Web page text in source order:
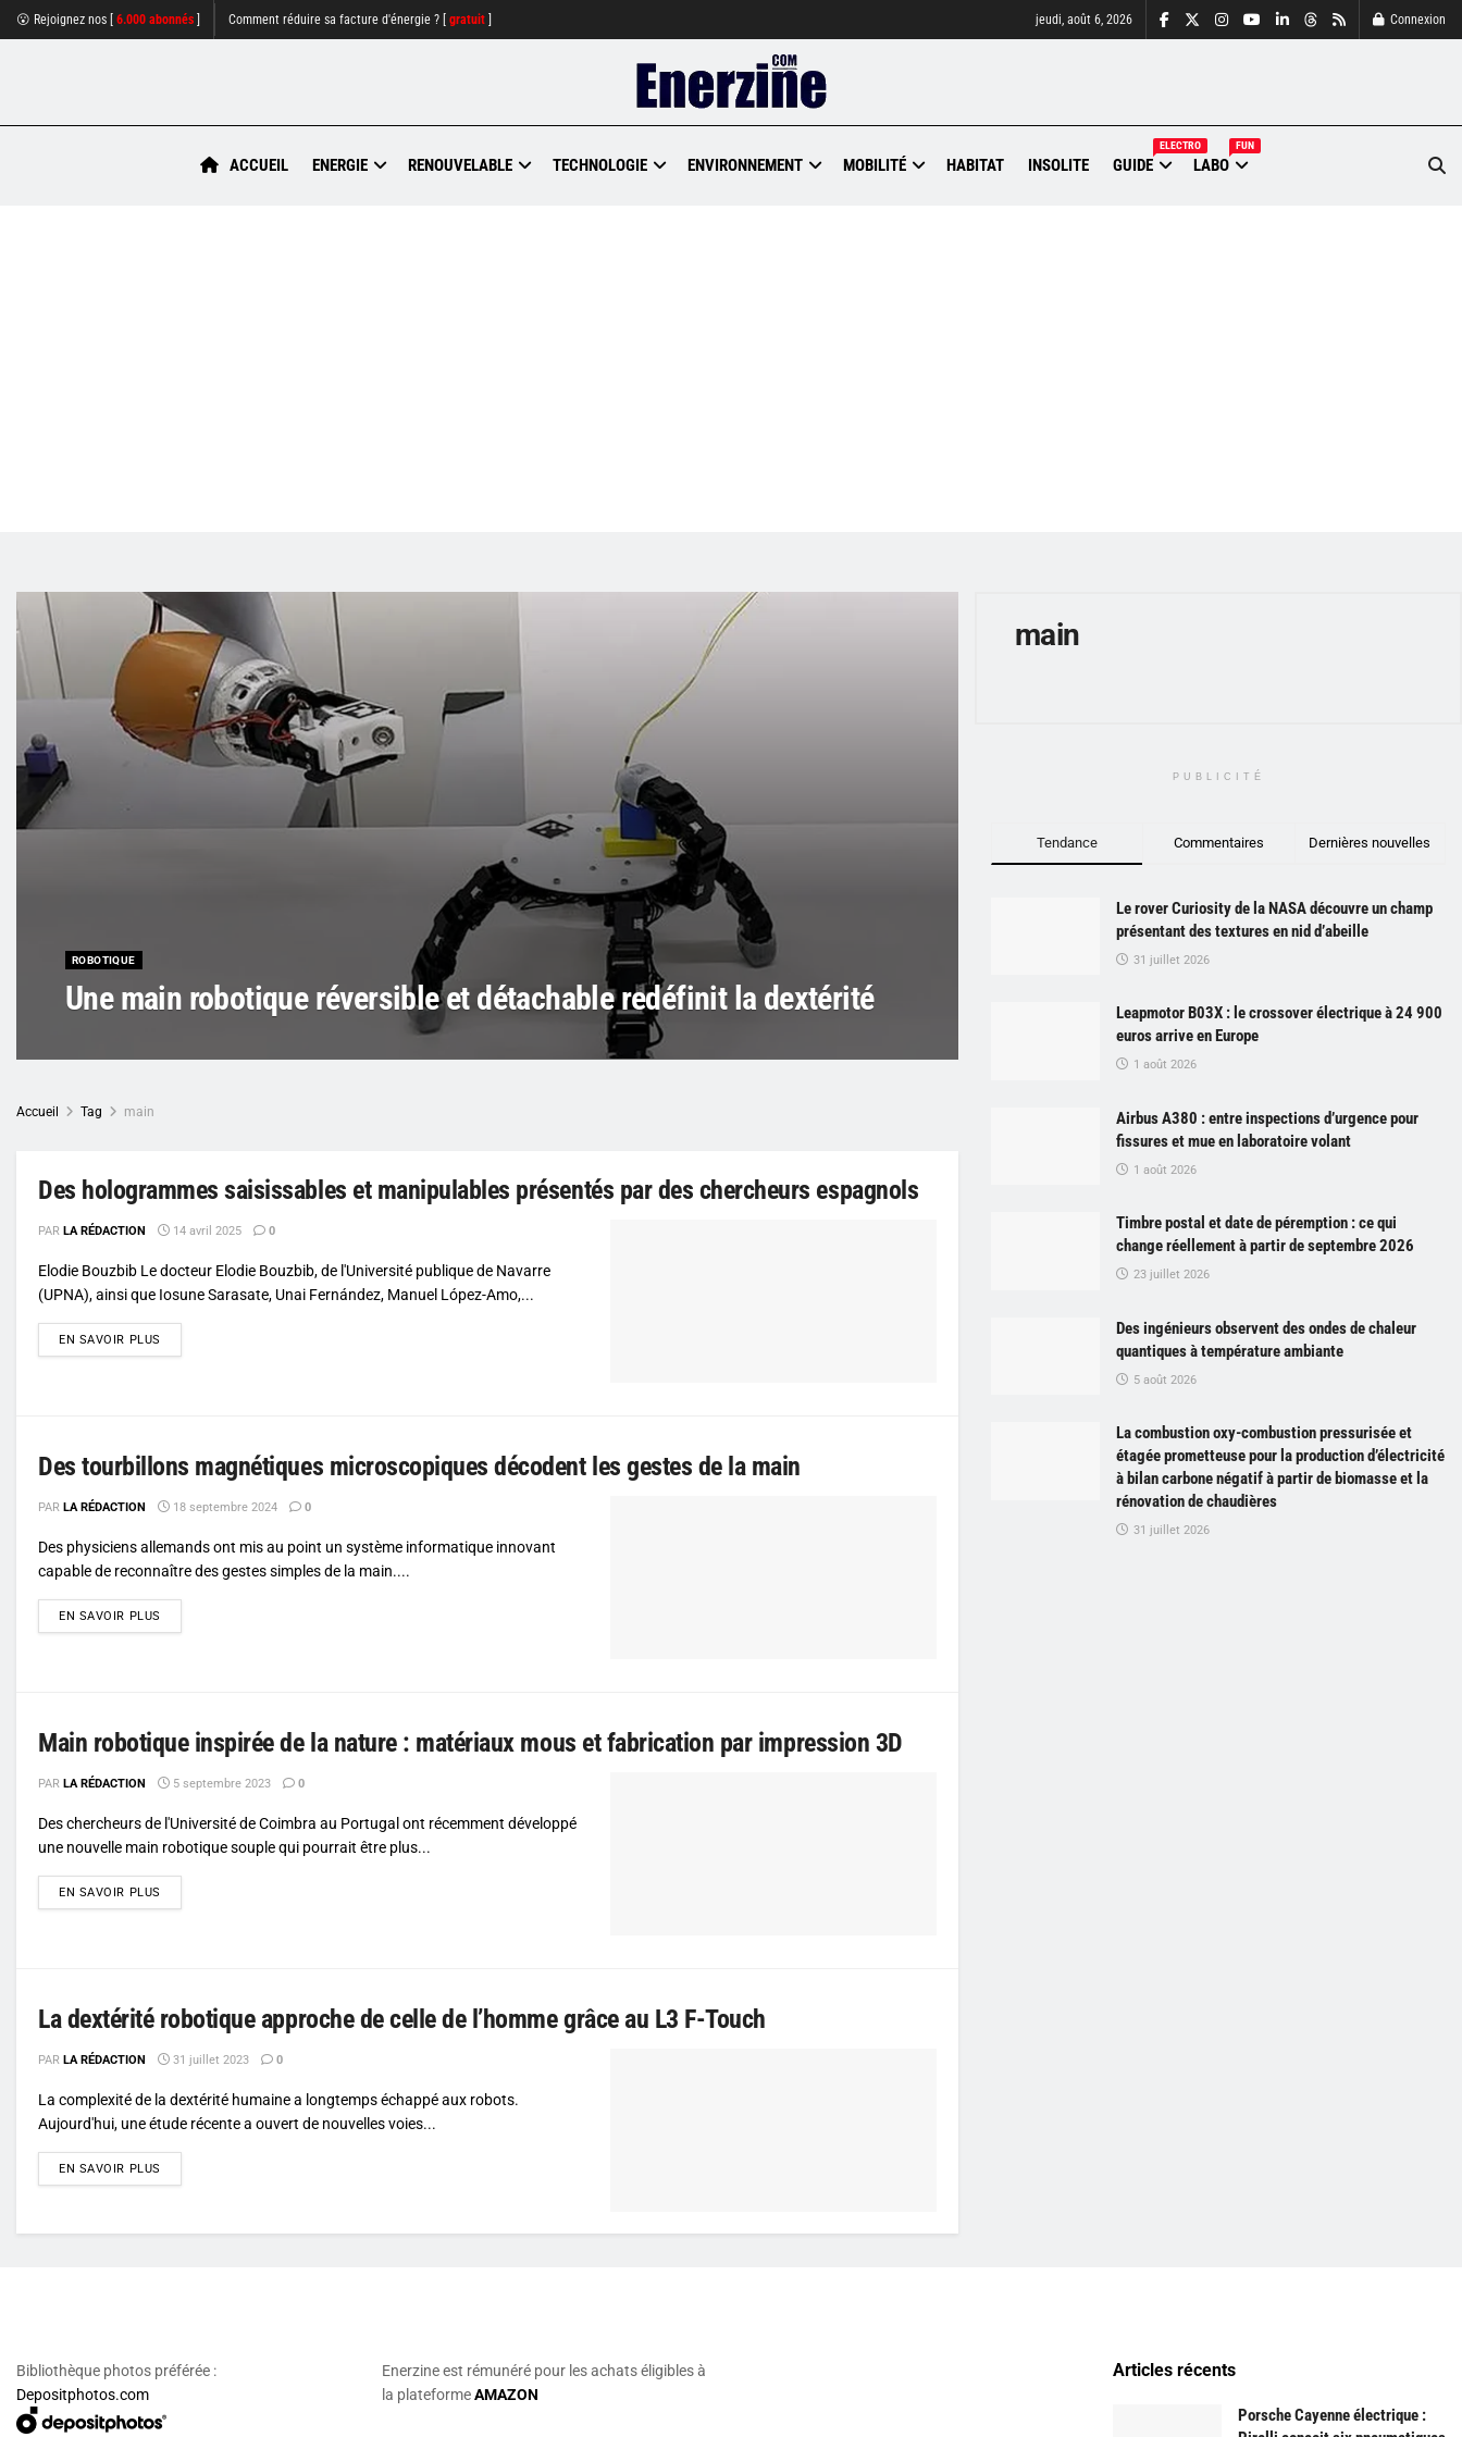
😮 Rejoignez nos [ 6.000 abonnés Comment réduire sa facture d'énergie ? [ gratuit jeudi, août 6, 2026 Connexion
ACCUEIL ENERGIE RENOUVELABLE TECHNOLOGIE ENVIRONNEMENT MOBILITÉ HABITAT INSOLITE GUIDE
ELECTRO
LABO
FUN
ROBOTIQUE
Une main robotique réversible et détachable redéfinit la dextérité
Accueil Tag main
Des hologrammes saisissables et manipulables présentés par des chercheurs espagnols
PAR LA RÉDACTION 14 avril 2025 0
Elodie Bouzbib Le docteur Elodie Bouzbib, de l'Université publique de Navarre
(UPNA), ainsi que Iosune Sarasate, Unai Fernández, Manuel López-Amo,...
EN SAVOIR PLUS
Des tourbillons magnétiques microscopiques décodent les gestes de la main
PAR LA RÉDACTION 18 septembre 2024 0
Des physiciens allemands ont mis au point un système informatique innovant
capable de reconnaître des gestes simples de la main....
EN SAVOIR PLUS
Main robotique inspirée de la nature : matériaux mous et fabrication par impression 3D
PAR LA RÉDACTION 5 septembre 2023 0
Des chercheurs de l'Université de Coimbra au Portugal ont récemment développé
une nouvelle main robotique souple qui pourrait être plus...
EN SAVOIR PLUS
La dextérité robotique approche de celle de l’homme grâce au L3 F-Touch
PAR LA RÉDACTION 31 juillet 2023 0
La complexité de la dextérité humaine a longtemps échappé aux robots.
Aujourd'hui, une étude récente a ouvert de nouvelles voies...
EN SAVOIR PLUS
main
PUBLICITÉ
Tendance Commentaires Dernières nouvelles
Le rover Curiosity de la NASA découvre un champ
présentant des textures en nid d’abeille
31 juillet 2026
Leapmotor B03X : le crossover électrique à 24 900
euros arrive en Europe
1 août 2026
Airbus A380 : entre inspections d’urgence pour
fissures et mue en laboratoire volant
1 août 2026
Timbre postal et date de péremption : ce qui
change réellement à partir de septembre 2026
23 juillet 2026
Des ingénieurs observent des ondes de chaleur
quantiques à température ambiante
5 août 2026
La combustion oxy-combustion pressurisée et
étagée prometteuse pour la production d’électricité
à bilan carbone négatif à partir de biomasse et la
rénovation de chaudières
31 juillet 2026
Bibliothèque photos préférée :
Depositphotos.com
Enerzine est rémunéré pour les achats éligibles à
la plateformeAMAZON
Articles récents
Porsche Cayenne électrique :